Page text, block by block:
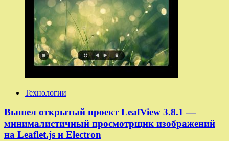
Технологии
Вышел открытый проект LeafView 3.8.1 —
минималистичный просмотрщик изображений
на Leaflet.js и Electron